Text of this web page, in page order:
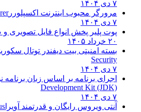
مرورگر محبوب اینترنت اکسپلوررExplorer
پوت پلیر پخش انواع فایل تصویری و صوتی
بسته امنیتی بیت دیفندر توتال سکوریتی
Security
اجرای برنامه بر اساس زبان برنامه نویسی
Development Kit (JDK)
آنتی ویروس رایگان و قدرتمند آویرا